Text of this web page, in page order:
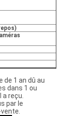
1 an dû au
dans 1 ou
a reçu.
par le